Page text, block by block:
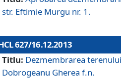
str. Eftimie Murgu nr. 1.
627/16.12.2013
Titlu: Dezmembrarea
Dobrogeanu Gherea f.n.